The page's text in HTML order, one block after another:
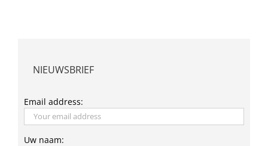
NIEUWSBRIEF
Email address:
Uw naam: